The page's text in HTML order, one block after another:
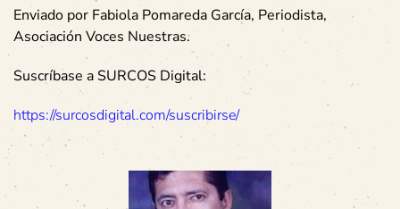
Enviado por Fabiola Pomareda García, Periodista,
Asociación Voces Nuestras.
Suscríbase a SURCOS Digital:
https://surcosdigital.com/suscribirse/